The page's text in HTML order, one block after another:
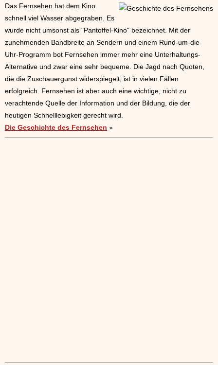
Das Fernsehen hat dem Kino
schnell viel Wasser abgegraben. Es
wurde nicht umsonst als "Pantoffel-Kino" bezeichnet. Mit der
zunehmenden Bandbreite an Sendern und einem Rund-um-die-
Uhr-Programm bot Fernsehen immer mehr eine Unterhaltungs-
Alternative und zwar eine sehr bequeme. Die Jagd nach Quoten,
die die Zuschauergunst widerspiegelt, ist in vielen Fällen
erfolgreich. Fernsehen ist aber auch eine wichtige, nicht zu
verachtende Quelle der Information und der Bildung, die der
heutigen Schnelllebigkeit gerecht wird.
Die Geschichte des Fernsehen »